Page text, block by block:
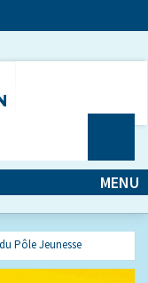
MENU
Pôle Jeunesse